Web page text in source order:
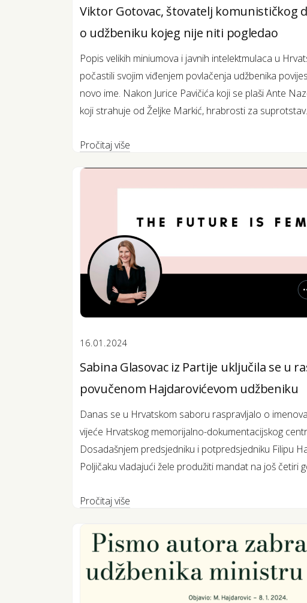
Viktor Gotovac, štovatelj komunističkog
o udžbeniku kojeg nije niti pogledao
Popis velikih miniumova i javnih intelektmulaca u
počastili svojim viđenjem povlačenja udžbenika
novo ime. Nakon Jurice Pavičića koji se plaši Ante
koji strahuje od Željke Markić, hrabrosti za
Pročitaj više
16.01.2024
Sabina Glasovac iz Partije uključila se u
povučenom Hajdarovićevom udžbeniku
Danas se u Hrvatskom saboru raspravljalo o
vijeće Hrvatskog memorijalno-dokumentacijskog
Dosadašnjem predsjedniku i potpredsjedniku Filipu
Poljičaku vladajući žele produžiti mandat na još četiri
Pročitaj više